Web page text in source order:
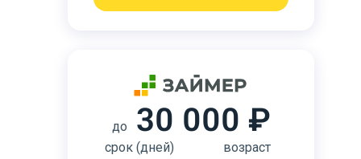
до 30 000 ₽
срок (дней) возраст